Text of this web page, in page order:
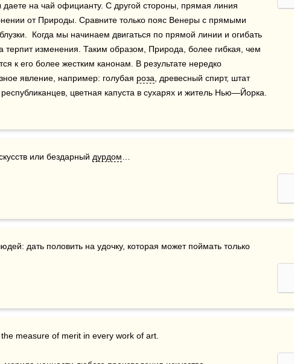
на чай официанту. С другой стороны, прямая линия
от Природы. Сравните только пояс Венеры с прямыми
Когда мы начинаем двигаться по прямой линии и огибать
терпит изменения. Таким образом, Природа, более гибкая, чем
к его более жестким канонам. В результате нередко
явление, например: голубая роза , древесный спирт, штат
цветная капуста в сухарях и житель Нью—Йорка.
или бездарный дурдом
дать половить на удочку, которая может поймать только
measure of merit in every work of art.